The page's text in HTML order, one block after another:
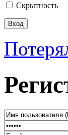
Скрытность